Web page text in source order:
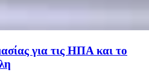
για τις ΗΠΑ και το